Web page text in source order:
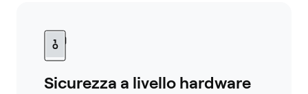
Sicurezza a livello hardware